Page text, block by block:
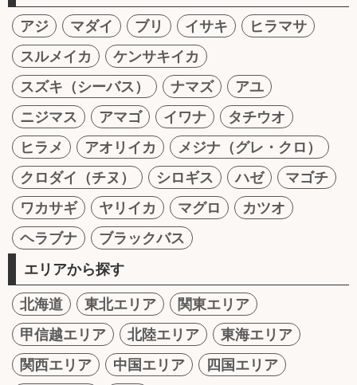
アジ マダイ ブリ イサキ
ヒラマサ
スルメイカ
ケンサキイカ
スズキ（シーバス）
ナマズ
アユ
ニジマス
アマゴ イワナ
タチウオ
ヒラメ
アオリイカ
メジナ（グレ・クロ）
クロダイ（チヌ）
シロギス ハゼ
マゴチ
ワカサギ
ヤリイカ マグロ
カツオ
ヘラブナ
ブラックバス
エリアから探す
北海道 東北エリア
関東エリア
甲信越エリア
北陸エリア
東海エリア
関西エリア
中国エリア
四国エリア